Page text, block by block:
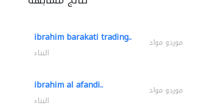
ibrahim barakati trading.. موردو مواد
البناء
ibrahim al afandi.. موردو مواد
البناء